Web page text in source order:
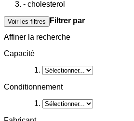
- cholesterol
Voir les filtres
Filtrer par
Affiner la recherche
Capacité
Conditionnement